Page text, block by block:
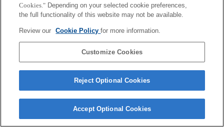
Cookies." Depending on your selected cookie preferences,
the full functionality of this website may not be available.
Review our Cookie Policyfor more information.
Customize Cookies
Reject Optional Cookies
Accept Optional Cookies